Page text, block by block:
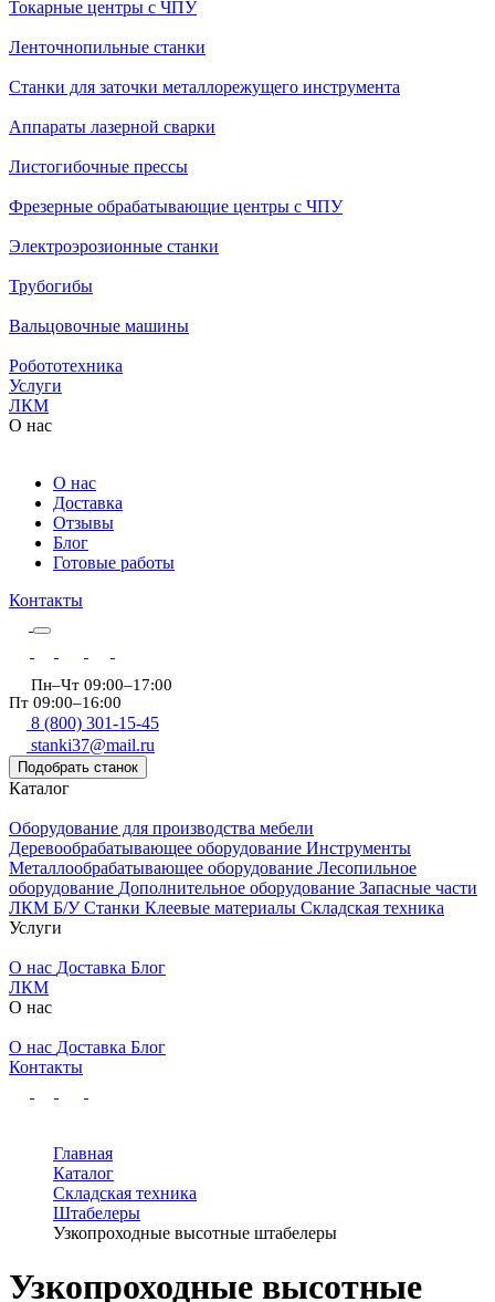
Токарные центры с ЧПУ
Ленточнопильные станки
Станки для заточки металлорежущего инструмента
Аппараты лазерной сварки
Листогибочные прессы
Фрезерные обрабатывающие центры с ЧПУ
Электроэрозионные станки
Трубогибы
Вальцовочные машины
Робототехника
Услуги
ЛКМ
О нас
О нас
Доставка
Отзывы
Блог
Готовые работы
Контакты
Пн–Чт 09:00–17:00
Пт 09:00–16:00
8 (800) 301-15-45
stanki37@mail.ru
Подобрать станок
Каталог
Оборудование для производства мебели
Деревообрабатывающее оборудование Инструменты
Металлообрабатывающее оборудование Лесопильное
оборудование Дополнительное оборудование Запасные части
ЛКМ Б/У Станки Клеевые материалы Складская техника
Услуги
О нас Доставка Блог
ЛКМ
О нас
О нас Доставка Блог
Контакты
Главная
Каталог
Складская техника
Штабелеры
Узкопроходные высотные штабелеры
Узкопроходные высотные